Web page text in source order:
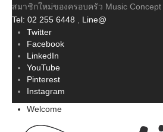
สมาชิกใหม่ของครอบครัว Music Concept
Tel: 02 255 6448
Line@
Twitter
Facebook
LinkedIn
YouTube
Pinterest
Instagram
Welcome